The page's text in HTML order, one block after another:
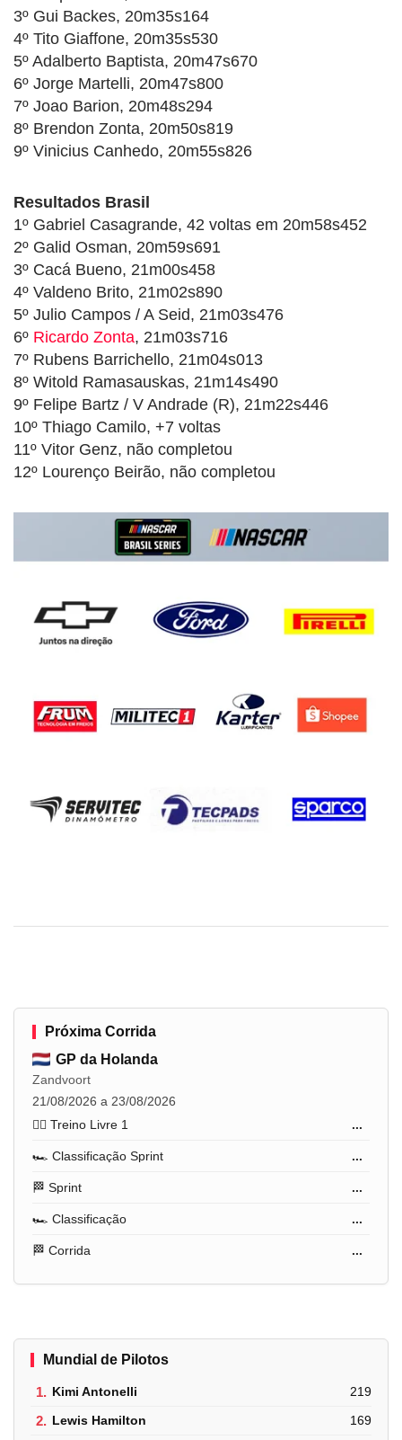
3º Gui Backes, 20m35s164
4º Tito Giaffone, 20m35s530
5º Adalberto Baptista, 20m47s670
6º Jorge Martelli, 20m47s800
7º Joao Barion, 20m48s294
8º Brendon Zonta, 20m50s819
9º Vinicius Canhedo, 20m55s826
Resultados Brasil
1º Gabriel Casagrande, 42 voltas em 20m58s452
2º Galid Osman, 20m59s691
3º Cacá Bueno, 21m00s458
4º Valdeno Brito, 21m02s890
5º Julio Campos / A Seid, 21m03s476
6º Ricardo Zonta, 21m03s716
7º Rubens Barrichello, 21m04s013
8º Witold Ramasauskas, 21m14s490
9º Felipe Bartz / V Andrade (R), 21m22s446
10º Thiago Camilo, +7 voltas
11º Vitor Genz, não completou
12º Lourenço Beirão, não completou
Próxima Corrida
GP da Holanda
Zandvoort
21/08/2026 a 23/08/2026
🏋️‍♂️ Treino Livre 1
...
🏎️ Classificação Sprint ...
🏁 Sprint ...
🏎️ Classificação ...
🏁 Corrida ...
Mundial de Pilotos
1. Kimi Antonelli 219
2. Lewis Hamilton 169